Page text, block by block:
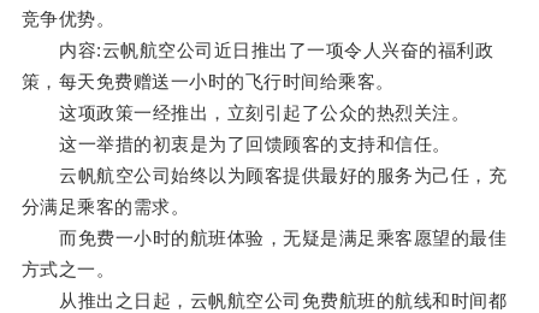
竞争优势。
内容:云帆航空公司近日推出了一项令人兴奋的福利政
策，每天免费赠送一小时的飞行时间给乘客。
这项政策一经推出，立刻引起了公众的热烈关注。
这一举措的初衷是为了回馈顾客的支持和信任。
云帆航空公司始终以为顾客提供最好的服务为己任，充
分满足乘客的需求。
而免费一小时的航班体验，无疑是满足乘客愿望的最佳
方式之一。
从推出之日起，云帆航空公司免费航班的航线和时间都